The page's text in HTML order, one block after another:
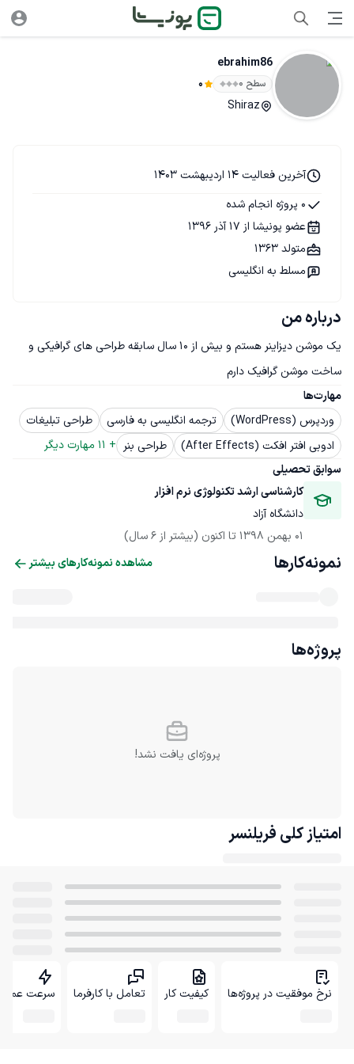
ebrahim86
سطح ۰ 0
Shiraz
درباره من
یک موشن دیزاینر هستم و بیش از ۱۰ سال سابقه طراحی های گرافیکی و
ساخت موشن گرافیک دارم
مهارت‌ها
وردپرس (WordPress)
ترجمه انگلیسی به فارسی
طراحی تبلیغات
ادوبی افتر افکت (After Effects)
طراحی بنر +
11 مهارت دیگر
سوابق تحصیلی
کارشناسی ارشد تکنولوژی نرم افزار
دانشگاه آزاد
01 بهمن 1398
تا اکنون (بیشتر از 6 سال)
آخرین فعالیت 14 اردیبهشت 1403
0 پروژه انجام شده
عضو پونیشا از 17 آذر 1396
متولد 1363
مسلط به انگلیسی
نمونه‌کارها مشاهده نمونه‌کارهای بیشتر
پروژه‌ها
پروژه‌ای یافت نشد!
امتیاز کلی فریلنسر
نرخ موفقیت در پروژه‌ها کیفیت کار تعامل با کارفرما سرعت عمل